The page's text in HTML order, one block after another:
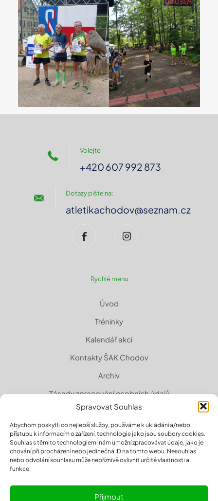
Spravovat Souhlas
Abychom poskytli co nejlepší služby, používáme k ukládání a/nebo
přístupu k informacím o zařízení, technologie jako jsou soubory cookies.
Souhlas s těmito technologiemi nám umožní zpracovávat údaje, jako je
chování při procházení nebo jedinečná ID na tomto webu. Nesouhlas
nebo odvolání souhlasu může nepříznivě ovlivnit určité vlastnosti a
funkce.
Příjmout
Volejte
+420 607 992 873
Dotazy pište na:
atletikachodov@seznam.cz
Rychlé menu
Úvod
Tréninky
Kalendář akcí
Kontakty ŠAK Chodov
Archiv
Zásady zpracování osobních údajů
Zásady cookies (EU)